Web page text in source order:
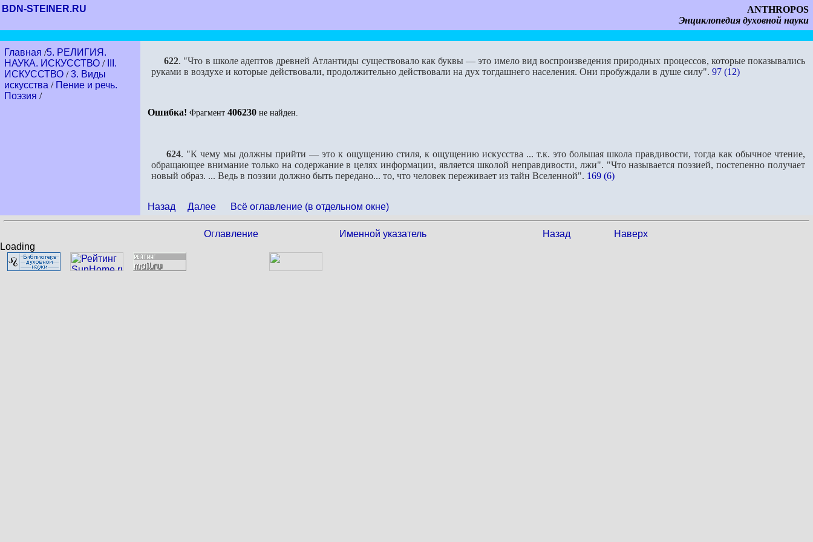
BDN-STEINER.RU
ANTHROPOS
Энциклопедия духовной науки
Главная /5. РЕЛИГИЯ.
НАУКА. ИСКУССТВО /
III.
ИСКУССТВО /3. Виды
искусства / Пение и речь.
Поэзия /
622. "Что в школе адептов древней Атлантиды существовало как буквы — это имело вид воспроизведения природных процессов, которые показывались
руками в воздухе и которые действовали, продолжительно действовали на дух тогдашнего населения. Они пробуждали в душе силу". 97 (12)
Ошибка! Фрагмент 406230 не найден.
624. "К чему мы должны прийти — это к ощущению стиля, к ощущению искусства ... т.к. это большая школа правдивости, тогда как обычное чтение,
обращающее внимание только на содержание в целях информации, является школой неправдивости, лжи". "Что называется поэзией, постепенно получает
новый образ. ... Ведь в поэзии должно быть передано... то, что человек переживает из тайн Вселенной". 169 (6)
Назад Далее Всё оглавление (в отдельном окне)
Оглавление Именной указатель Назад
Наверх
Loading